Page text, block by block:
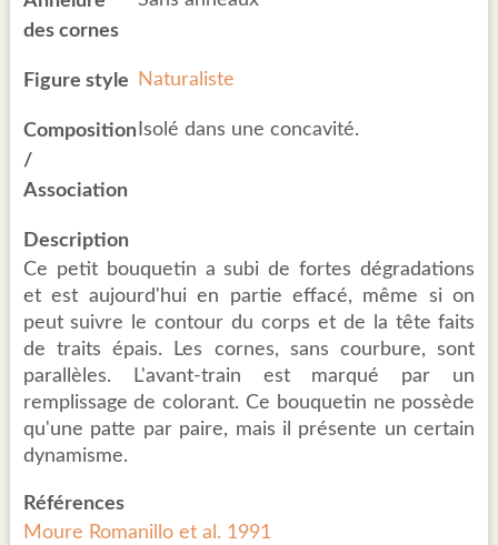
des cornes
Figure style Naturaliste
Composition
/
Association
Isolé dans une concavité.
Description
Ce petit bouquetin a subi de fortes dégradations
et est aujourd'hui en partie effacé, même si on
peut suivre le contour du corps et de la tête faits
de traits épais. Les cornes, sans courbure, sont
parallèles. L'avant-train est marqué par un
remplissage de colorant. Ce bouquetin ne possède
qu'une patte par paire, mais il présente un certain
dynamisme.
Références
Moure Romanillo et al. 1991